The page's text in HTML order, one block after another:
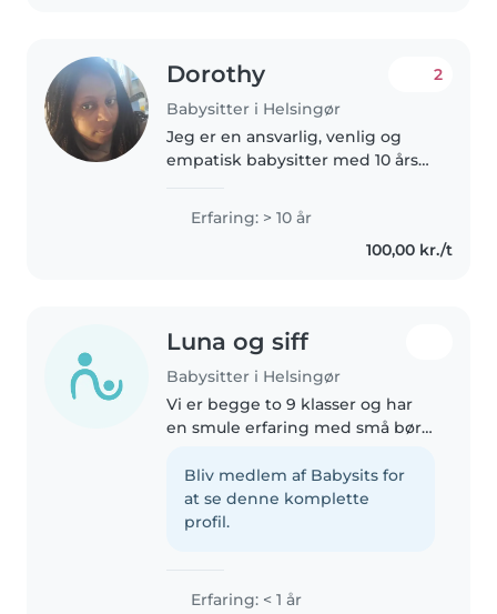
Dorothy
Babysitter i Helsingør
2
Jeg er en ansvarlig, venlig og
empatisk babysitter med 10 års
aldre. Jeg har erfaring med børn
med ADHD og er komfortabel
med kæledyr, madlavning,
Erfaring: > 10 år
100,00 kr./t
Luna og siff
Babysitter i Helsingør
Vi er begge to 9 klasser og har
en smule erfaring med små børn
passet en smule før. Vi begge 15
år og tager 100kr i timen, altså
50kr hver. Vi kommer..
Bliv medlem af Babysits for
at se denne komplette
profil.
Erfaring: < 1 år